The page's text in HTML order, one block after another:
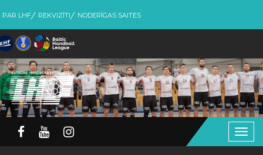
PAR LHF REKVIZĪTI NODERĪGAS SAITES